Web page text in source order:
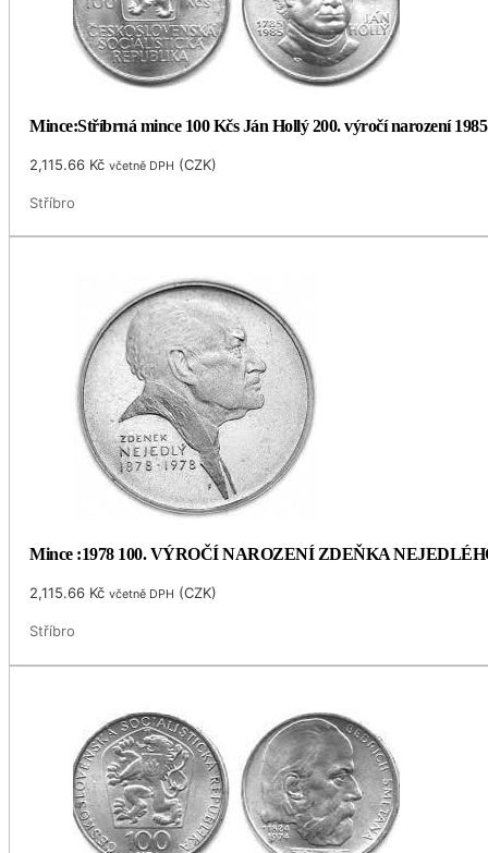
Mince:Stříbrná mince 100 Kčs Ján Hollý 200. výročí narození 1985
2,115.66 Kč včetně DPH (CZK)
Stříbro
Mince :1978 100. VÝROČÍ NAROZENÍ ZDEŇKA
2,115.66 Kč včetně DPH (CZK)
Stříbro